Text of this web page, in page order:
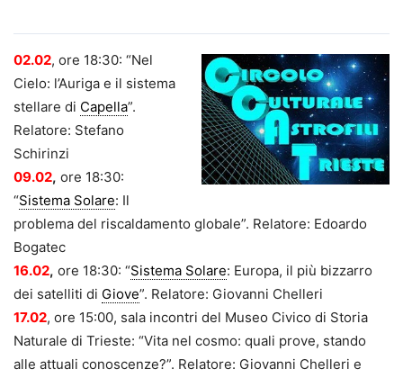
02.02, ore 18:30: “Nel
Cielo: l’Auriga e il sistema
stellare di Capella”.
Relatore: Stefano
Schirinzi
09.02, ore 18:30:
“Sistema Solare: Il
problema del riscaldamento globale”. Relatore: Edoardo
Bogatec
16.02, ore 18:30: “Sistema Solare: Europa, il più bizzarro
dei satelliti di Giove”. Relatore: Giovanni Chelleri
17.02, ore 15:00, sala incontri del Museo Civico di Storia
Naturale di Trieste: “Vita nel cosmo: quali prove, stando
alle attuali conoscenze?”. Relatore: Giovanni Chelleri e